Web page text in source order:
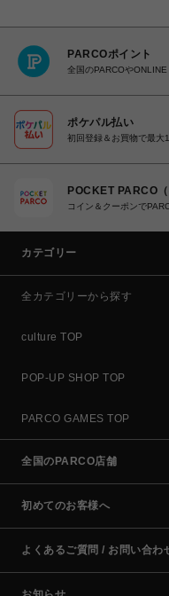
PARCOポイント
全国のPARCOや
ポケパル払い
初回登録＆お買物で最大
POCKET PARCO（
コイン＆クーポンで
カテゴリー
全カテゴリーから探す
culture TOP
POP-UP SHOP TOP
PARCO GAMES TOP
全国のPARCO店舗
初めてのお客様へ
よくあるご質問 / お問い合わ